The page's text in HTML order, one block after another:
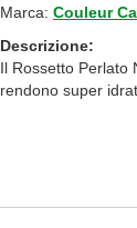
Marca: Couleur
Descrizione:
Il Rossetto Perlato
rendono super